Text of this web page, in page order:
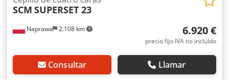
Naprawa 2.108 km
SCM SUPERSET 23
6.920 €
precio fijo IVA no incluído
Consultar Llamar